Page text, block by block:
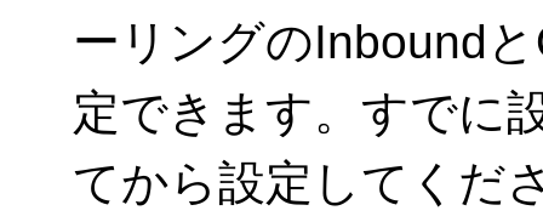
ーリングのInbound
定できます。すでに
てから設定してくだ